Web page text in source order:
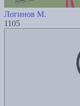
Логинов М.
1105